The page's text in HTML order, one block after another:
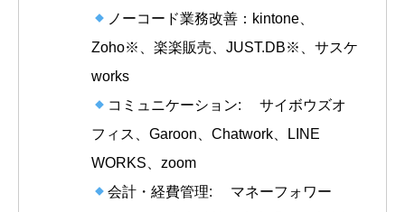
ノーコード業務改善：kintone、
Zoho※、楽楽販売、JUST.DB※、サスケ
works
コミュニケーション: サイボウズオ
フィス、Garoon、Chatwork、LINE
WORKS、zoom
会計・経費管理: マネーフォワー